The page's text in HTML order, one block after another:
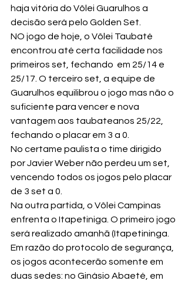
haja vitória do Vôlei Guarulhos a
decisão será pelo Golden Set.
NO jogo de hoje, o Vôlei Taubaté
encontrou até certa facilidade nos
primeiros set, fechando  em 25/14 e
25/17. O terceiro set, a equipe de
Guarulhos equilibrou o jogo mas não o
suficiente para vencer e nova
vantagem aos taubateanos 25/22,
fechando o placar em 3 a 0.
No certame paulista o time dirigido
por Javier Weber não perdeu um set,
vencendo todos os jogos pelo placar
de 3 set a 0.
Na outra partida, o Vôlei Campinas
enfrenta o Itapetiniga. O primeiro jogo
será realizado amanhã (Itapetininga.
Em razão do protocolo de segurança,
os jogos acontecerão somente em
duas sedes: no Ginásio Abaeté, em